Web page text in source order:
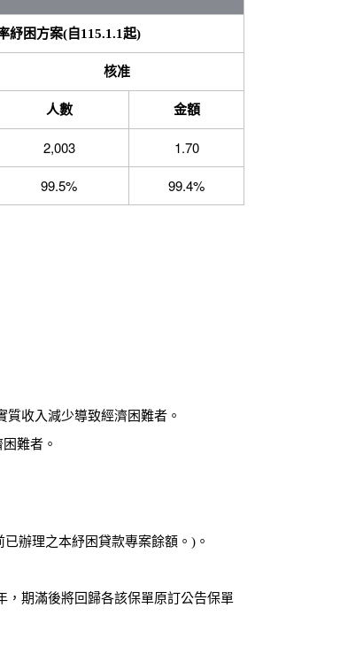
紓困方案(自115.1.1起)
核准
人數 金額
2,003 1.70
99.5% 99.4%
收入減少導致經濟困難者。
難者。
辦理之本紓困貸款專案餘額。)。
，期滿後將回歸各該保單原訂公告保單